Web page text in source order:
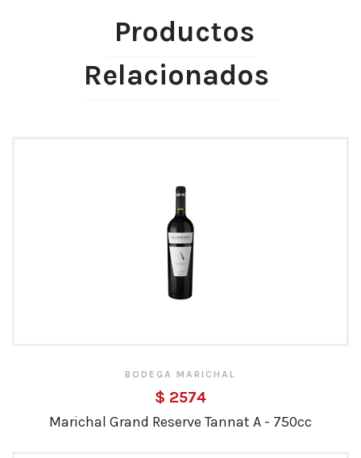
Productos
Relacionados
BODEGA MARICHAL
$ 2574
Marichal Grand Reserve Tannat A - 750cc